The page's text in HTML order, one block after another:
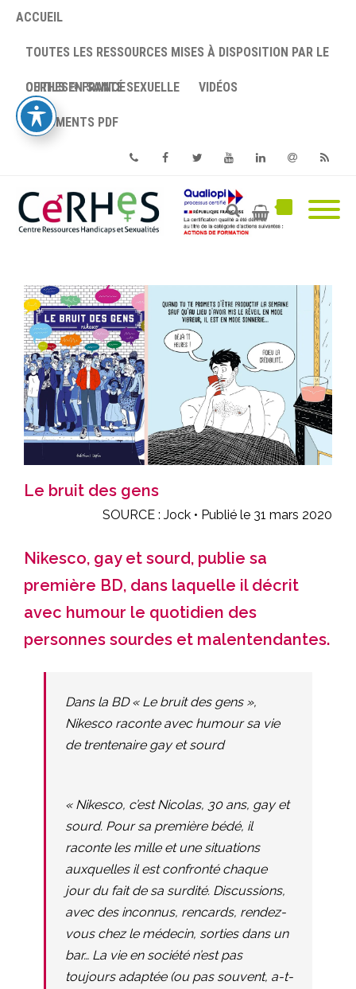
ACCUEIL
TOUTES LES RESSOURCES MISES À DISPOSITION PAR LE
CERHES® FRANCE
OUTILS EN SANTÉ SEXUELLE VIDÉOS
DOCUMENTS PDF
PhoneFacebookTwitterYoutube
Le bruit des gens
SOURCE : Jock • Publié le 31 mars 2020
Nikesco, gay et sourd, publie sa
première BD, dans laquelle il décrit
avec humour le quotidien des
personnes sourdes et malentendantes.
Dans la BD « Le bruit des gens »,
Nikesco raconte avec humour sa vie
de trentenaire gay et sourd
« Nikesco, c’est Nicolas, 30 ans, gay et
sourd. Pour sa première bédé, il
raconte les mille et une situations
auxquelles il est confronté chaque
jour du fait de sa surdité. Discussions,
avec des inconnus, rencards, rendez-
vous chez le médecin, sorties dans un
bar… La vie en société n’est pas
toujours adaptée (ou pas souvent, a-t-